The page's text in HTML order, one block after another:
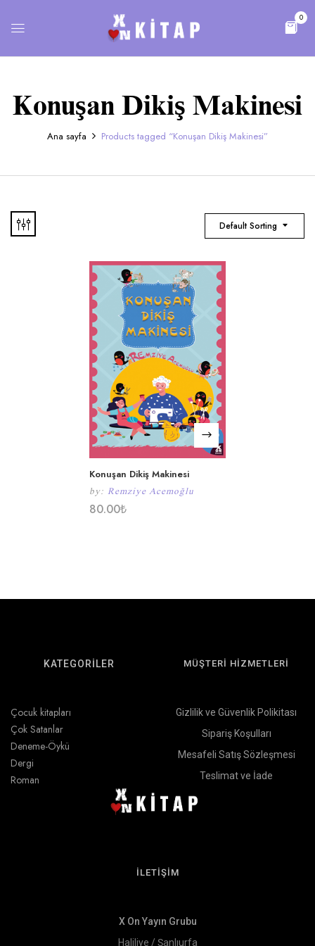
0
Konuşan Dikiş Makinesi
Ana sayfa Products tagged “Konuşan Dikiş Makinesi”
Default Sorting
Konuşan Dikiş Makinesi
by: Remziye Acemoğlu
80.00₺
KATEGORİLER
Çocuk kitapları
Çok Satanlar
Deneme-Öykü
Dergi
Roman
MÜŞTERİ HİZMETLERİ
Gizlilik ve Güvenlik Polikitası
Sipariş Koşulları
Mesafeli Satış Sözleşmesi
Teslimat ve İade
İLETİŞİM
X On Yayın Grubu
Haliliye / Şanlıurfa